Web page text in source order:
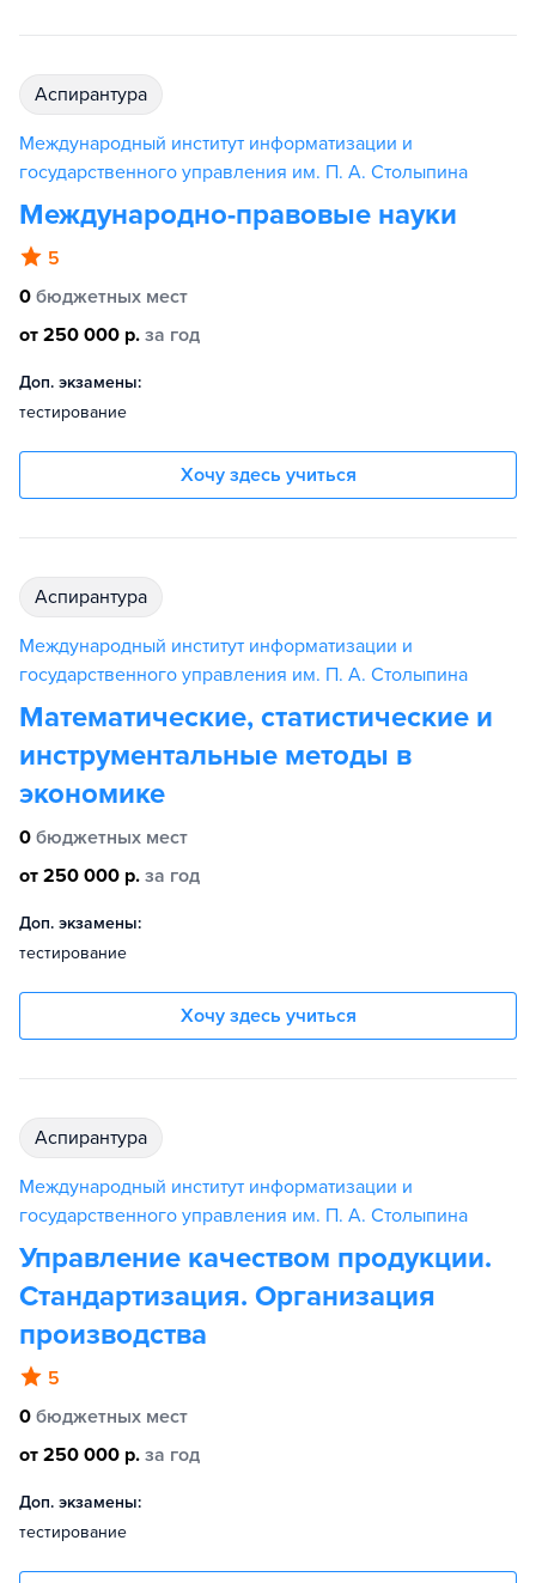
аспирантура
Международный институт информатизации и
государственного управления им. П. А. Столыпина
Международно-правовые науки
5
0 бюджетных мест
от 250 000 р. за год
Доп. экзамены:
тестирование
Хочу здесь учиться
аспирантура
Международный институт информатизации и
государственного управления им. П. А. Столыпина
Математические, статистические и
инструментальные методы в
экономике
0 бюджетных мест
от 250 000 р. за год
Доп. экзамены:
тестирование
Хочу здесь учиться
аспирантура
Международный институт информатизации и
государственного управления им. П. А. Столыпина
Управление качеством продукции.
Стандартизация. Организация
производства
5
0 бюджетных мест
от 250 000 р. за год
Доп. экзамены:
тестирование